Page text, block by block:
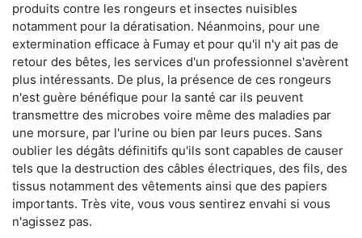
produits contre les rongeurs et insectes nuisibles
notamment pour la dératisation. Néanmoins, pour une
extermination efficace à Fumay et pour qu'il n'y ait pas de
retour des bêtes, les services d'un professionnel s'avèrent
plus intéressants. De plus, la présence de ces rongeurs
n'est guère bénéfique pour la santé car ils peuvent
transmettre des microbes voire même des maladies par
une morsure, par l'urine ou bien par leurs puces. Sans
oublier les dégâts définitifs qu'ils sont capables de causer
tels que la destruction des câbles électriques, des fils, des
tissus notamment des vêtements ainsi que des papiers
importants. Très vite, vous vous sentirez envahi si vous
n'agissez pas.